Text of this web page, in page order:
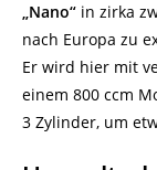
„Nano“ in zirka
nach Europa zu
Er wird hier mit
einem 800 ccm
3 Zylinder, um